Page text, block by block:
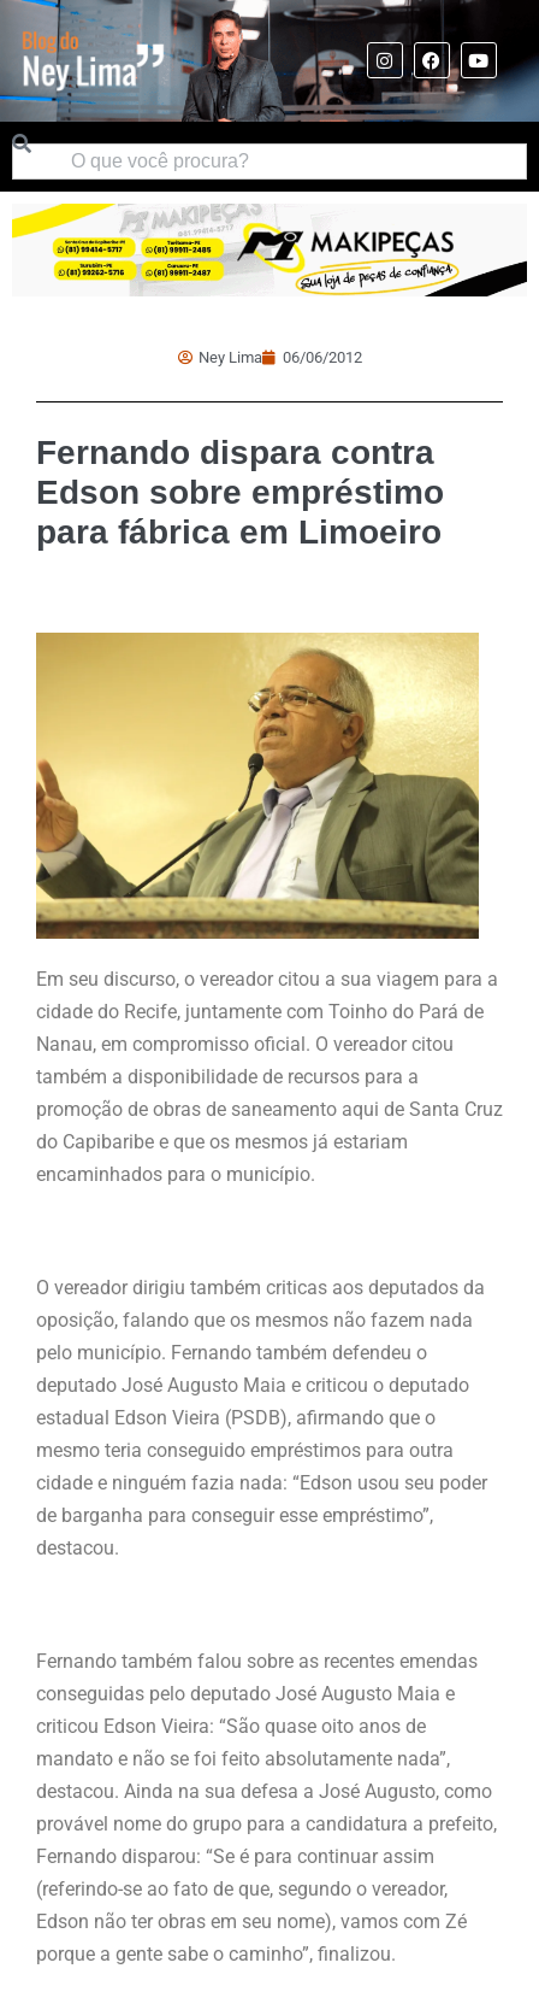
Ney Lima 06/06/2012
Fernando dispara contra
Edson sobre empréstimo
para fábrica em Limoeiro
Em seu discurso, o vereador citou a sua viagem para a
cidade do Recife, juntamente com Toinho do Pará de
Nanau, em compromisso oficial. O vereador citou
também a disponibilidade de recursos para a
promoção de obras de saneamento aqui de Santa Cruz
do Capibaribe e que os mesmos já estariam
encaminhados para o município.
O vereador dirigiu também criticas aos deputados da
oposição, falando que os mesmos não fazem nada
pelo município. Fernando também defendeu o
deputado José Augusto Maia e criticou o deputado
estadual Edson Vieira (PSDB), afirmando que o
mesmo teria conseguido empréstimos para outra
cidade e ninguém fazia nada: “Edson usou seu poder
de barganha para conseguir esse empréstimo”,
destacou.
Fernando também falou sobre as recentes emendas
conseguidas pelo deputado José Augusto Maia e
criticou Edson Vieira: “São quase oito anos de
mandato e não se foi feito absolutamente nada”,
destacou. Ainda na sua defesa a José Augusto, como
provável nome do grupo para a candidatura a prefeito,
Fernando disparou: “Se é para continuar assim
(referindo-se ao fato de que, segundo o vereador,
Edson não ter obras em seu nome), vamos com Zé
porque a gente sabe o caminho”, finalizou.